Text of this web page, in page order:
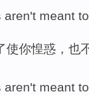
aren't meant to
使你惶惑 ， 也
aren't meant to